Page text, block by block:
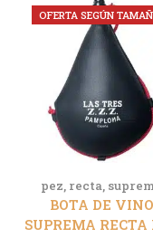
OFERTA SEGÚN
pez, recta,
BOTA DE VINO
SUPREMA RECTA